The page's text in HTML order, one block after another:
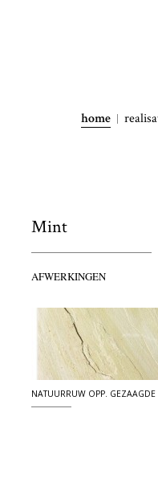
home
Mint
AFWERKINGEN
NATUURRUW OPP.